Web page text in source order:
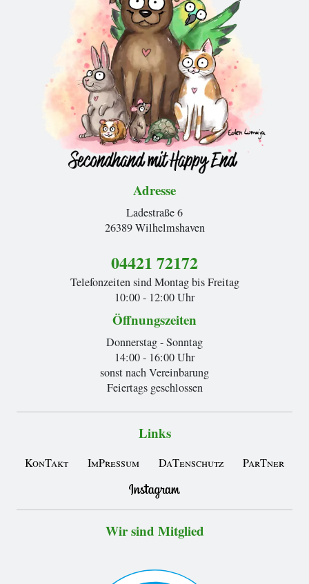
Adresse
Ladestraße 6
26389 Wilhelmshaven
04421 72172
Telefonzeiten sind Montag bis Freitag
10:00 - 12:00 Uhr
Öffnungszeiten
Donnerstag - Sonntag
14:00 - 16:00 Uhr
sonst nach Vereinbarung
Feiertags geschlossen
Links
KonTakt ImPressum DaTenschutz ParTner
Wir sind Mitglied